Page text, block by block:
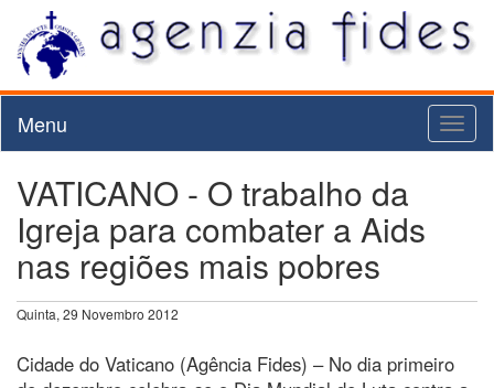
Menu
VATICANO - O trabalho da
Igreja para combater a Aids
nas regiões mais pobres
Quinta, 29 Novembro 2012
Cidade do Vaticano (Agência Fides) – No dia primeiro